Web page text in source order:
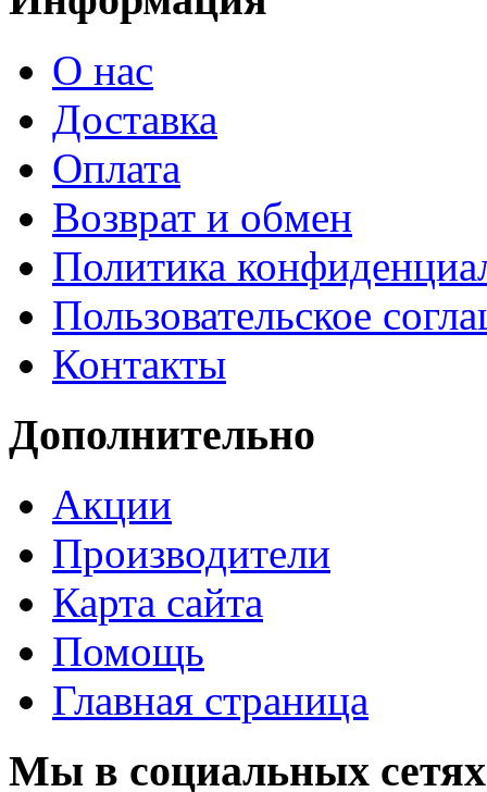
О нас
Доставка
Оплата
Возврат и обмен
Политика
Пользовательское
Контакты
Дополнительно
Акции
Производители
Карта сайта
Помощь
Главная страница
Мы в социальных сетях